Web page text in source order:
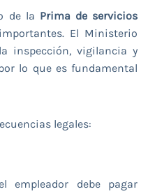
de la Prima de servicios
El Ministerio
inspección, vigilancia y
lo que es fundamental
legales:
empleador debe pagar